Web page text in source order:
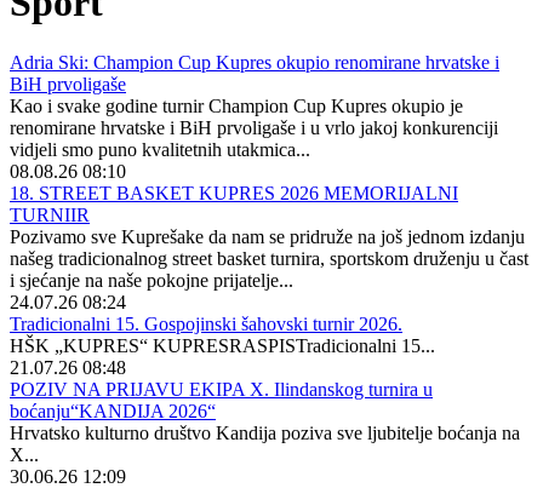
Adria Ski: Champion Cup Kupres okupio renomirane hrvatske i
BiH prvoligaše
Kao i svake godine turnir Champion Cup Kupres okupio je
renomirane hrvatske i BiH prvoligaše i u vrlo jakoj konkurenciji
vidjeli smo puno kvalitetnih utakmica...
08.08.26 08:10
18. STREET BASKET KUPRES 2026 MEMORIJALNI
TURNIIR
Pozivamo sve Kuprešake da nam se pridruže na još jednom izdanju
našeg tradicionalnog street basket turnira, sportskom druženju u čast
i sjećanje na naše pokojne prijatelje...
24.07.26 08:24
Tradicionalni 15. Gospojinski šahovski turnir 2026.
HŠK „KUPRES“ KUPRESRASPISTradicionalni 15...
21.07.26 08:48
POZIV NA PRIJAVU EKIPA X. Ilindanskog turnira u
boćanju“KANDIJA 2026“
Hrvatsko kulturno društvo Kandija poziva sve ljubitelje boćanja na
X...
30.06.26 12:09